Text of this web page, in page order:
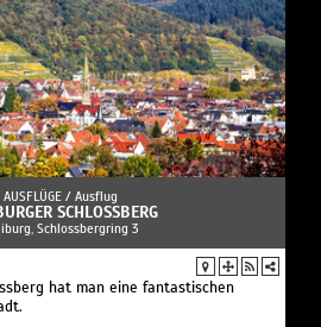
AUSFLÜGE / Ausflug
SCHLOSSBERG
Schlossbergring 3
hat man eine fantastischen